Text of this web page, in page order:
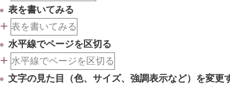
表を書いてみる
+ 表を書いてみる
水平線でページを区切る
+ 水平線でページを区切る
文字の見た目（色、サイズ、強調表示など）を変更